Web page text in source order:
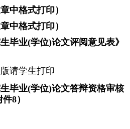
中格式打印）
中格式打印）
毕业(学位)论文评阅意见表》
请学生打印
毕业(学位)论文答辩资格审核
件8）